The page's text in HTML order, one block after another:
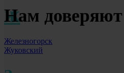
Ж
Железногорск
Жуковский
Нам доверяют